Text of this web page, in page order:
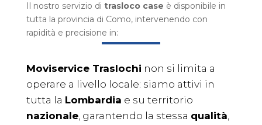
Il nostro servizio di trasloco case è disponibile in
tutta la provincia di Como, intervenendo con
rapidità e precisione in:
Moviservice Traslochi non si limita a
operare a livello locale: siamo attivi in
tutta la Lombardia e su territorio
nazionale, garantendo la stessa qualità,